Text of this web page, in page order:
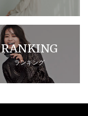
RANKING
ランキング